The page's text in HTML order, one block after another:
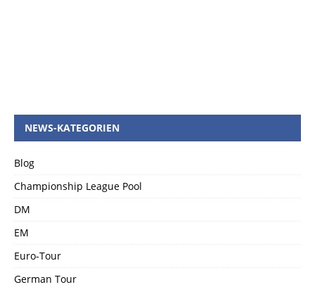
NEWS-KATEGORIEN
Blog
Championship League Pool
DM
EM
Euro-Tour
German Tour